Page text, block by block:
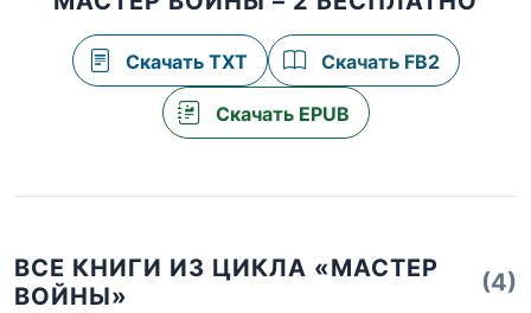
Скачать TXT Скачать FB2
Скачать EPUB
ВСЕ КНИГИ ИЗ ЦИКЛА «МАСТЕР
ВОЙНЫ»
(4)